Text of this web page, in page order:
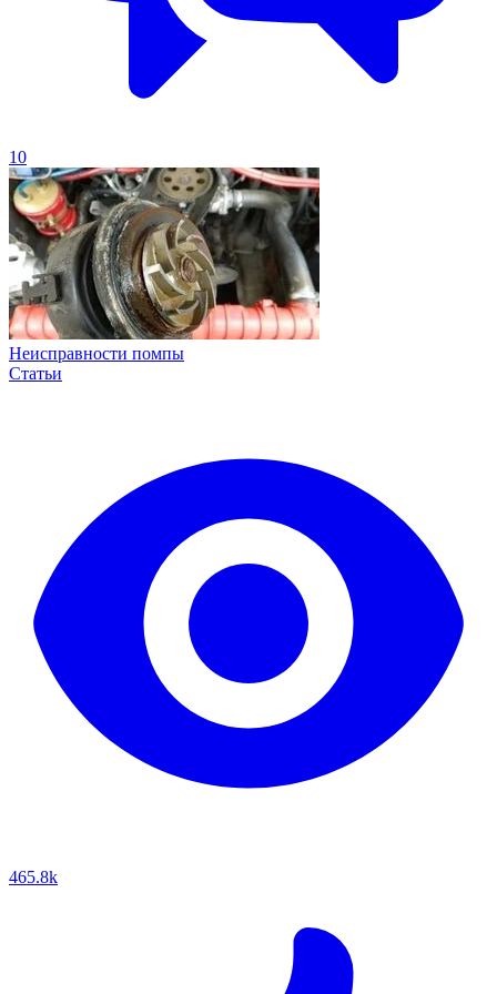
10
Неисправности помпы
Статьи
465.8k